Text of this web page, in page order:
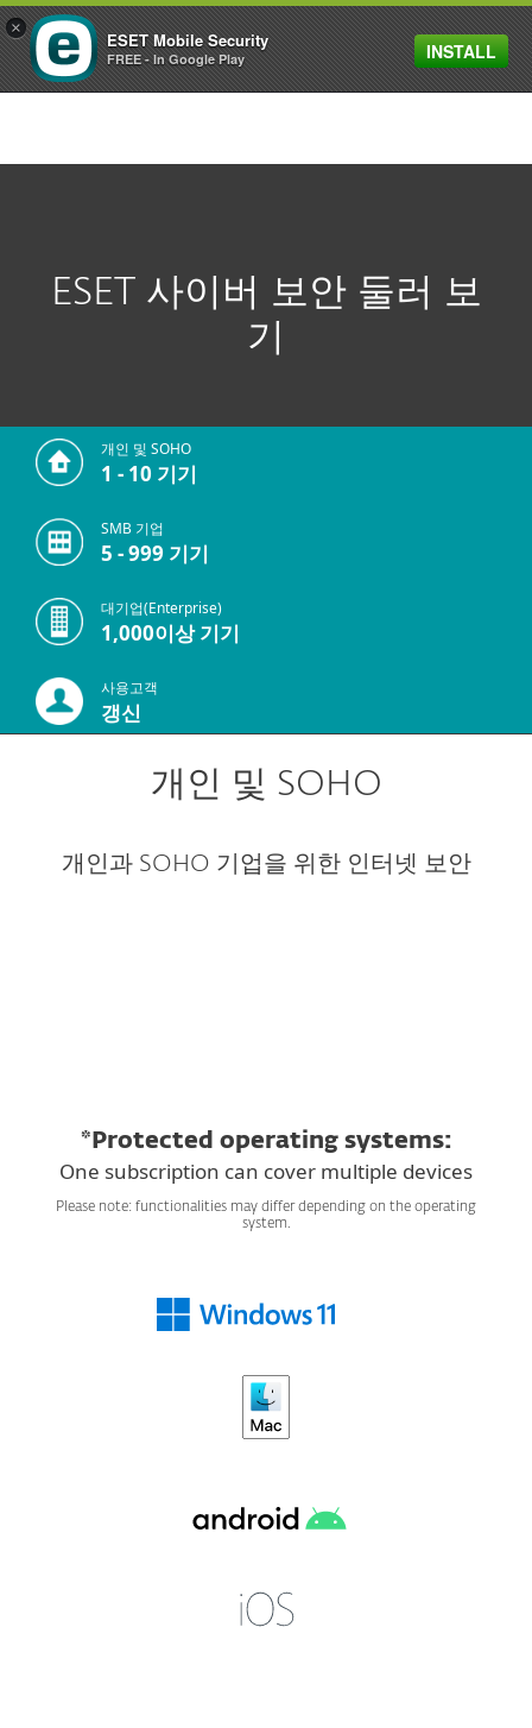
MENU
ESET 사이버 보안 둘러 보
기
개인 및 SOHO
1 - 10 기기
SMB 기업
5 - 999 기기
대기업(Enterprise)
1,000이상 기기
사용고객
갱신
개인 및 SOHO
개인과 SOHO 기업을 위한 인터넷 보안
*Protected operating systems:
One subscription can cover multiple devices
Please note: functionalities may differ depending on the operating
system.
×
ESET Mobile Security
FREE - In Google Play INSTALL